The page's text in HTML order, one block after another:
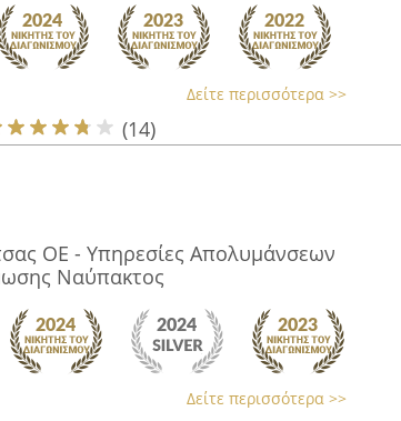
Δείτε περισσότερα >>
(14)
ΟΕ - Υπηρεσίες Απολυμάνσεων
Ναύπακτος
Δείτε περισσότερα >>